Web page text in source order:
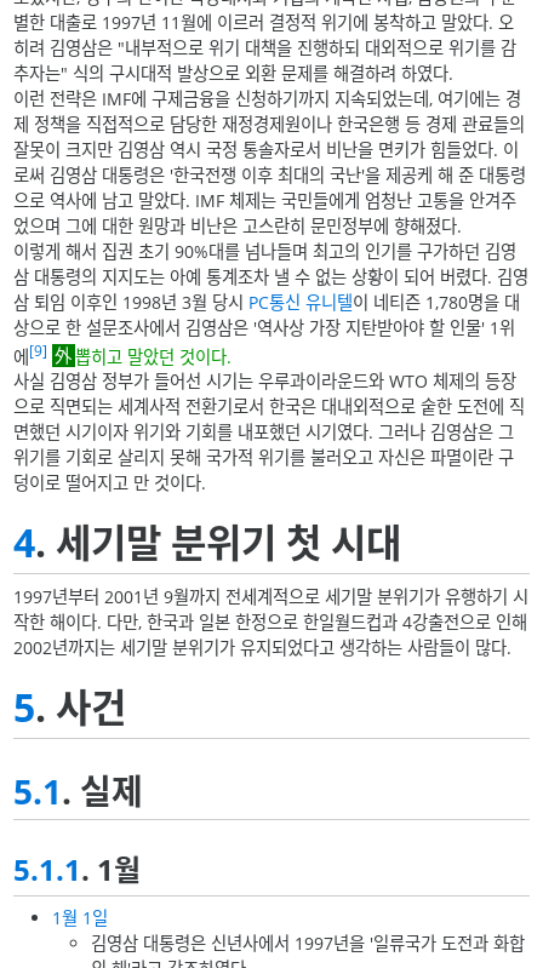
별한 대출로 1997년 11월에 이르러 결정적 위기에 봉착하고 말았다. 오
히려 김영삼은 "내부적으로 위기 대책을 진행하되 대외적으로 위기를 감
추자는" 식의 구시대적 발상으로 외환 문제를 해결하려 하였다.
이런 전략은 IMF에 구제금융을 신청하기까지 지속되었는데, 여기에는 경
제 정책을 직접적으로 담당한 재정경제원이나 한국은행 등 경제 관료들의
잘못이 크지만 김영삼 역시 국정 통솔자로서 비난을 면키가 힘들었다. 이
로써 김영삼 대통령은 '한국전쟁 이후 최대의 국난'을 제공케 해 준 대통령
으로 역사에 남고 말았다. IMF 체제는 국민들에게 엄청난 고통을 안겨주
었으며 그에 대한 원망과 비난은 고스란히 문민정부에 향해졌다.
이렇게 해서 집권 초기 90%대를 넘나들며 최고의 인기를 구가하던 김영
삼 대통령의 지지도는 아예 통계조차 낼 수 없는 상황이 되어 버렸다. 김영
삼 퇴임 이후인 1998년 3월 당시 PC통신 유니텔이 네티즌 1,780명을 대
상으로 한 설문조사에서 김영삼은 '역사상 가장 지탄받아야 할 인물' 1위
에[9]
뽑히고 말았던 것이다.
사실 김영삼 정부가 들어선 시기는 우루과이라운드와 WTO 체제의 등장
으로 직면되는 세계사적 전환기로서 한국은 대내외적으로 숱한 도전에 직
면했던 시기이자 위기와 기회를 내포했던 시기였다. 그러나 김영삼은 그
위기를 기회로 살리지 못해 국가적 위기를 불러오고 자신은 파멸이란 구
덩이로 떨어지고 만 것이다.
4. 세기말 분위기 첫 시대
1997년부터 2001년 9월까지 전세계적으로 세기말 분위기가 유행하기 시
작한 해이다. 다만, 한국과 일본 한정으로 한일월드컵과 4강출전으로 인해
2002년까지는 세기말 분위기가 유지되었다고 생각하는 사람들이 많다.
5. 사건
5.1. 실제
5.1.1. 1월
1월 1일
김영삼 대통령은 신년사에서 1997년을 '일류국가 도전과 화합